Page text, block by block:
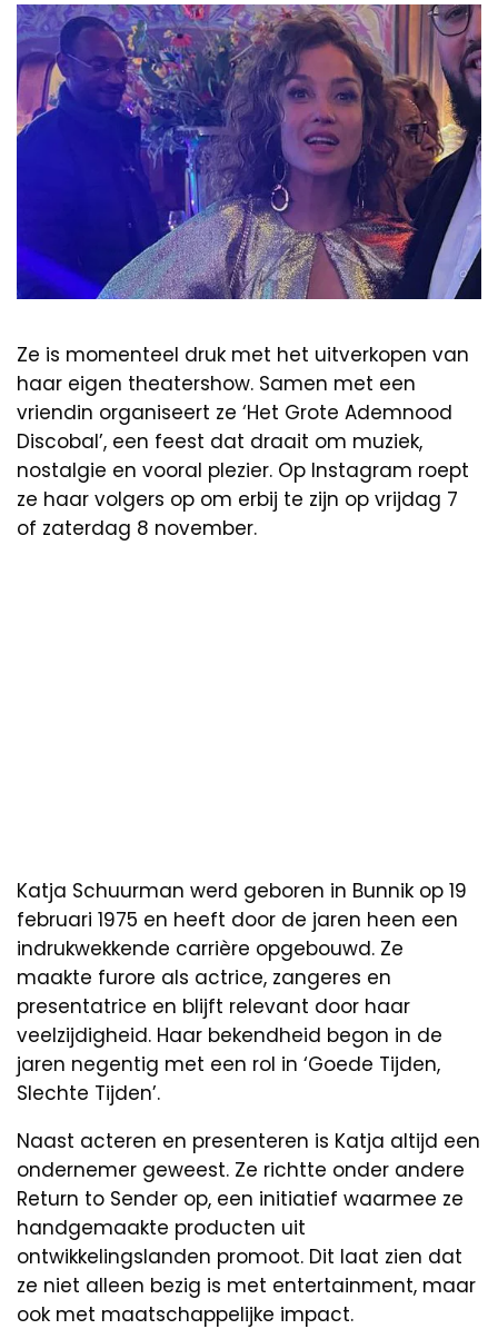
Ze is momenteel druk met het uitverkopen van
haar eigen theatershow. Samen met een
vriendin organiseert ze ‘Het Grote Ademnood
Discobal’, een feest dat draait om muziek,
nostalgie en vooral plezier. Op Instagram roept
ze haar volgers op om erbij te zijn op vrijdag 7
of zaterdag 8 november.
Katja Schuurman werd geboren in Bunnik op 19
februari 1975 en heeft door de jaren heen een
indrukwekkende carrière opgebouwd. Ze
maakte furore als actrice, zangeres en
presentatrice en blijft relevant door haar
veelzijdigheid. Haar bekendheid begon in de
jaren negentig met een rol in ‘Goede Tijden,
Slechte Tijden’.
Naast acteren en presenteren is Katja altijd een
ondernemer geweest. Ze richtte onder andere
Return to Sender op, een initiatief waarmee ze
handgemaakte producten uit
ontwikkelingslanden promoot. Dit laat zien dat
ze niet alleen bezig is met entertainment, maar
ook met maatschappelijke impact.